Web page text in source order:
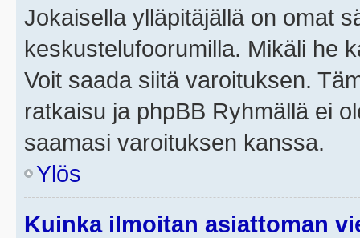
Jokaisella ylläpitäjällä on omat
keskustelufoorumilla. Mikäli he
Voit saada siitä varoituksen.
ratkaisu ja phpBB Ryhmällä ei
saamasi varoituksen kanssa.
Ylös
Kuinka ilmoitan asiattoman